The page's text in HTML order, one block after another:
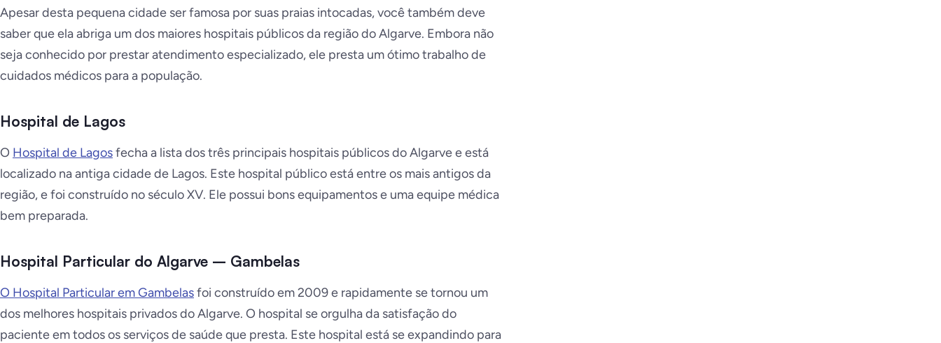
Apesar desta pequena cidade ser famosa por suas praias intocadas, você também deve
saber que ela abriga um dos maiores hospitais públicos da região do Algarve. Embora não
seja conhecido por prestar atendimento especializado, ele presta um ótimo trabalho de
cuidados médicos para a população.
Hospital de Lagos
O Hospital de Lagosfecha a lista dos três principais hospitais públicos do Algarve e está
localizado na antiga cidade de Lagos. Este hospital público está entre os mais antigos da
região, e foi construído no século XV. Ele possui bons equipamentos e uma equipe médica
bem preparada.
Hospital Particular do Algarve – Gambelas
O Hospital Particular em Gambelasfoi construído em 2009 e rapidamente se tornou um
dos melhores hospitais privados do Algarve. O hospital se orgulha da satisfação do
paciente em todos os serviços de saúde que presta. Este hospital está se expandindo para